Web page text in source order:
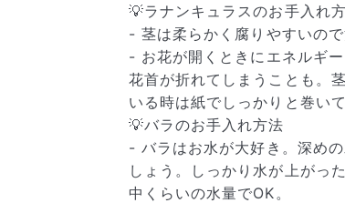
💡ラナンキュラスのお手入れ
- 茎は柔らかく腐りやすいので
- お花が開くときにエネルギ
花首が折れてしまうことも。
いる時は紙でしっかりと巻い
💡バラのお手入れ方法
- バラはお水が大好き。深め
しょう。しっかり水が上がっ
中くらいの水量でOK。